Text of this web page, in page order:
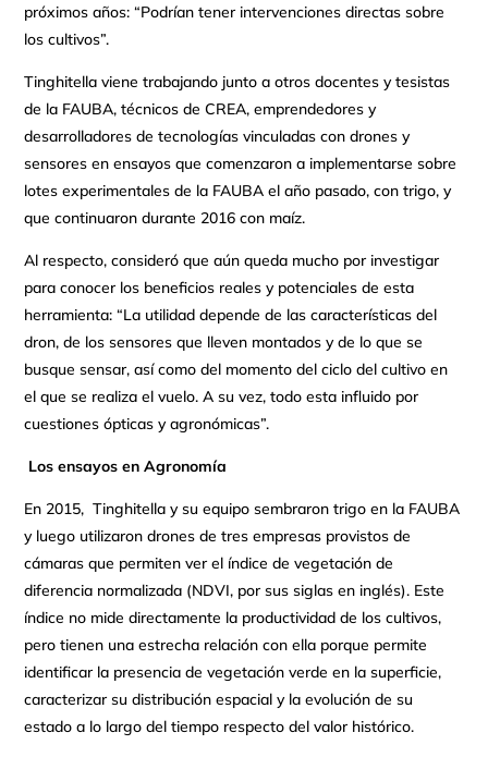
próximos años: “Podrían tener intervenciones directas sobre
los cultivos”.
Tinghitella viene trabajando junto a otros docentes y tesistas
de la FAUBA, técnicos de CREA, emprendedores y
desarrolladores de tecnologías vinculadas con drones y
sensores en ensayos que comenzaron a implementarse sobre
lotes experimentales de la FAUBA el año pasado, con trigo, y
que continuaron durante 2016 con maíz.
Al respecto, consideró que aún queda mucho por investigar
para conocer los beneficios reales y potenciales de esta
herramienta: “La utilidad depende de las características del
dron, de los sensores que lleven montados y de lo que se
busque sensar, así como del momento del ciclo del cultivo en
el que se realiza el vuelo. A su vez, todo esta influido por
cuestiones ópticas y agronómicas”.
Los ensayos en Agronomía
En 2015, Tinghitella y su equipo sembraron trigo en la FAUBA
y luego utilizaron drones de tres empresas provistos de
cámaras que permiten ver el índice de vegetación de
diferencia normalizada (NDVI, por sus siglas en inglés). Este
índice no mide directamente la productividad de los cultivos,
pero tienen una estrecha relación con ella porque permite
identificar la presencia de vegetación verde en la superficie,
caracterizar su distribución espacial y la evolución de su
estado a lo largo del tiempo respecto del valor histórico.